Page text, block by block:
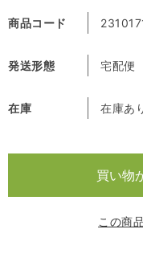
商品コード
発送形態 宅配便
在庫 在庫あ
この商